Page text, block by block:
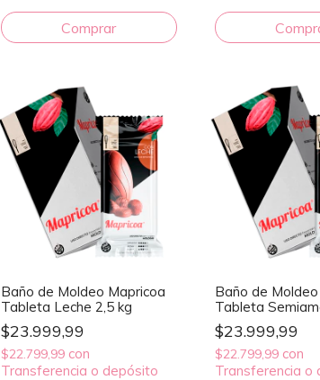
Baño de Moldeo Mapricoa
Tableta Leche 2,5 kg
$23.999,99
$22.799,99 con
Transferencia o depósito
Baño de
Tableta
$23.999,99
$22.799,99 con
Transferencia o